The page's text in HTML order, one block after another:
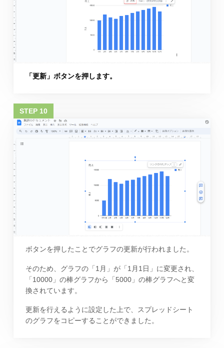
「更新」ボタンを押します。
ボタンを押したことでグラフの更新が行われました。
そのため、グラフの「1月」が「1月1日」に変更され、
「10000」の棒グラフから「5000」の棒グラフへと変
換されています。
更新を行えるように設定した上で、スプレッドシート
のグラフをコピーすることができました。